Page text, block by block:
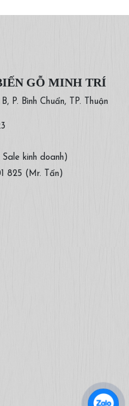
GỖ MINH TRÍ
P. Bình Chuẩn, TP. Thuận
kinh doanh)
825 (Mr. Tấn)